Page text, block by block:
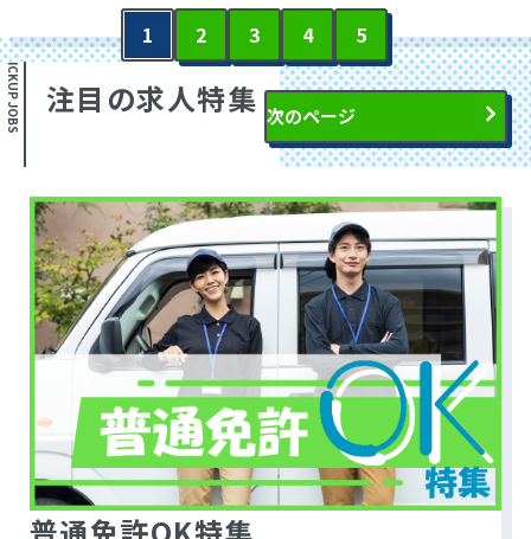
1 2 3 4 5
次のページ
PICKUP JOBS 注目の求人特集